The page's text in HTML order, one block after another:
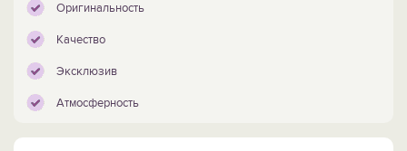
Оригинальность
Качество
Эксклюзив
Атмосферность